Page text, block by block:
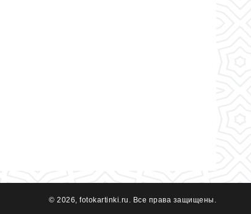
© 2026, fotokartinki.ru. Все права защищены.